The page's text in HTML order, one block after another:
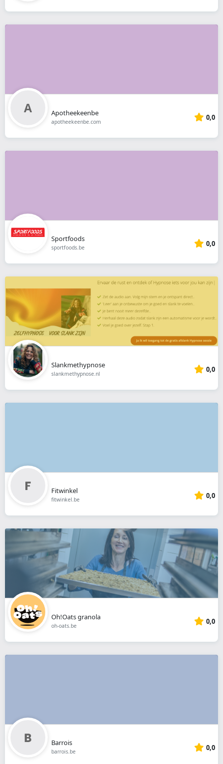
Apotheekeenbe
apotheekeenbe.com 0,0
Sportfoods
sportfoods.be 0,0
Slankmethypnose
slankmethypnose.nl 0,0
Fitwinkel
fitwinkel.be 0,0
Oh!Oats granola
oh-oats.be 0,0
Barrois
barrois.be 0,0